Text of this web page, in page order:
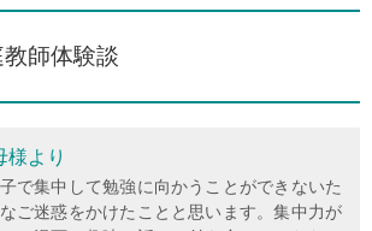
師体験談
様より
で集中して勉強に向かうことができないた
ご迷惑をかけたことと思います。集中力が